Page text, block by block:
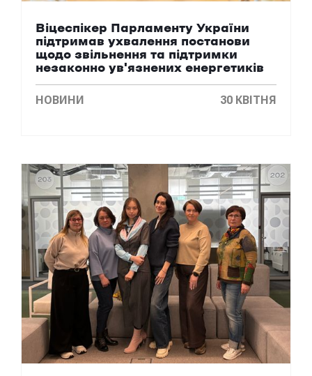
Віцеспікер Парламенту України
підтримав ухвалення постанови
щодо звільнення та підтримки
незаконно ув'язнених енергетиків
НОВИНИ 30 КВІТНЯ